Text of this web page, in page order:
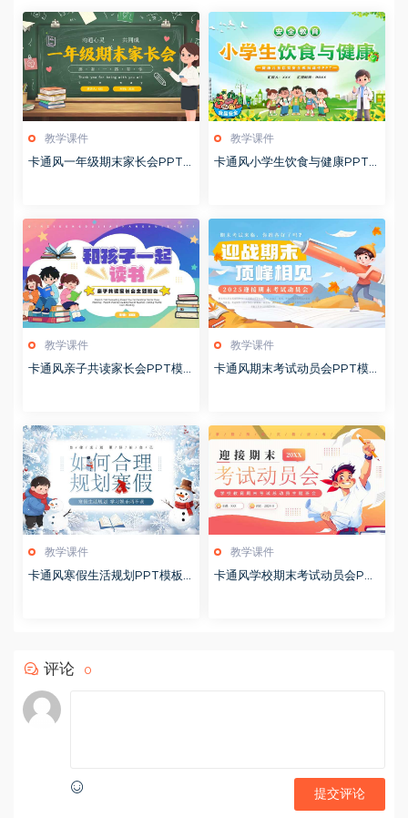
教学课件
卡通风一年级期末家长会PPT
教学课件
卡通风小学生饮食与健康PPT
教学课件
卡通风亲子共读家长会PPT模
教学课件
卡通风期末考试动员会PPT模
教学课件
卡通风寒假生活规划PPT模板2
教学课件
卡通风学校期末考试动员会PP
评论 0
提交评论